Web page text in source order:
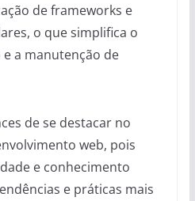
de frameworks e
o que simplifica o
a manutenção de
de se destacar no
web, pois
e conhecimento
e práticas mais